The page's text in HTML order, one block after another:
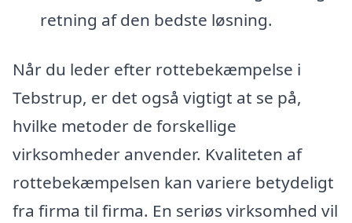
retning af den bedste løsning.
Når du leder efter rottebekæmpelse i
Tebstrup, er det også vigtigt at se på,
hvilke metoder de forskellige
virksomheder anvender. Kvaliteten af
rottebekæmpelsen kan variere betydeligt
fra firma til firma. En seriøs virksomhed vil